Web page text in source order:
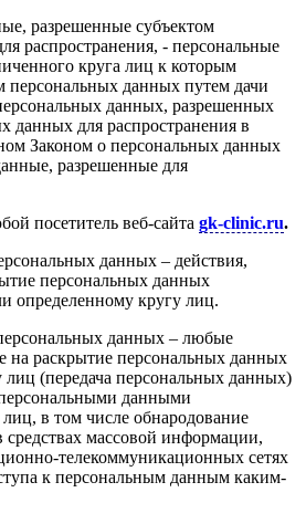
разрешенные субъектом
распространения, - персональные
круга лиц к которым
персональных данных путем дачи
данных, разрешенных
данных для распространения в
Законом о персональных данных
разрешенные для
посетитель веб-сайта gk-clinic.ru.
данных – действия,
персональных данных
определенному кругу лиц.
данных – любые
на раскрытие персональных данных
лиц (передача персональных данных)
данными
в том числе обнародование
массовой информации,
телекоммуникационных сетях
к персональным данным каким-